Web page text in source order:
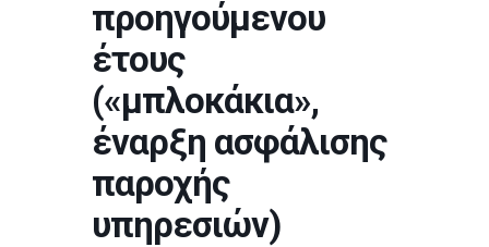
προηγούμενου
έτους
(«μπλοκάκια»,
έναρξη ασφάλισης
παροχής
υπηρεσιών)